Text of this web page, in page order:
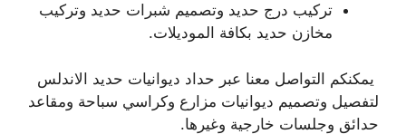
تركيب درج حديد وتصميم شبرات حديد وتركيب
مخازن حديد بكافة الموديلات.
يمكنكم التواصل معنا عبر حداد ديوانيات حديد الاندلس
لتفصيل وتصميم ديوانيات مزارع وكراسي سباحة ومقاعد
حدائق وجلسات خارجية وغيرها.